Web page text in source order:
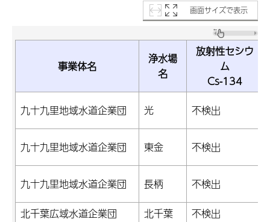
画面サイズで表示
事業体名
浄水場
名
放射性セシウ
ム
Cs-134
九十九里地域水道企業団
光 不検出
九十九里地域水道企業団 東金 不検出
九十九里地域水道企業団 長柄 不検出
北千葉広域水道企業団
北千葉 不検出